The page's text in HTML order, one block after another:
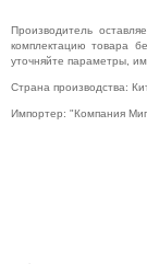
Производитель
комплектацию товара
уточняйте параметры,
Страна производства:
Импортер: "Компания